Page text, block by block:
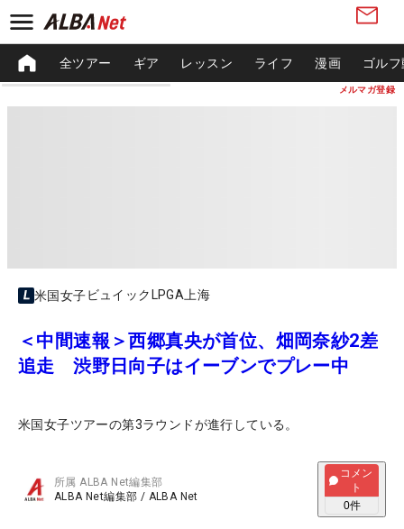
メルマガ登録
全ツアー ギア レッスン ライフ 漫画 ゴル
米国女子ビュイックLPGA上海
＜中間速報＞西郷真央が首位、畑岡奈紗2差
追走 渋野日向子はイーブンでプレー中
米国女子ツアーの第3ラウンドが進行している。
所属ALBA Net編集部
ALBA Net編集部 / ALBA Net
コメン
ト
0件